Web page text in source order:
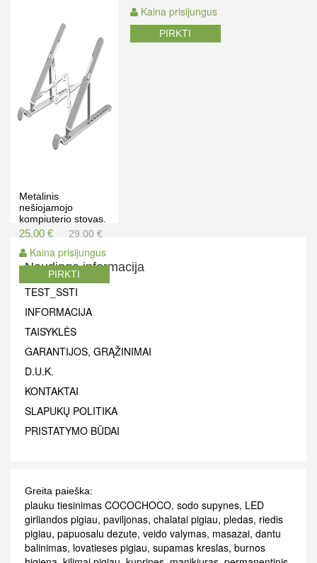
PIRKTI
Kaina prisijungus
PIRKTI
Metalinis
nešiojamojo
kompiuterio stovas.
25.00 €
Kaina prisijungus
29.00 €
PIRKTI
Naudinga informacija
TEST_SSTI
INFORMACIJA
TAISYKLĖS
GARANTIJOS, GRĄŽINIMAI
D.U.K.
KONTAKTAI
SLAPUKŲ POLITIKA
PRISTATYMO BŪDAI
Greita paieška:
plauku tiesinimas COCOCHOCO, sodo supynes, LED
girliandos pigiau, paviljonas, chalatai pigiau, pledas, riedis
pigiau, papuosalu dezute, veido valymas, masazai, dantu
balinimas, lovatieses pigiau, supamas kreslas, burnos